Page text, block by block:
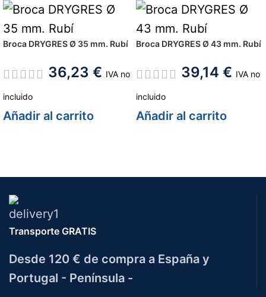
Broca DRYGRES Ø 35 mm. Rubí
36,23 € IVA no
incluido
Añadir al carrito
Broca DRYGRES Ø 43 mm. Rubí
39,14 € IVA no
incluido
Añadir al carrito
Transporte GRATIS
Desde 120 € de compra a España y
Portugal - Península -